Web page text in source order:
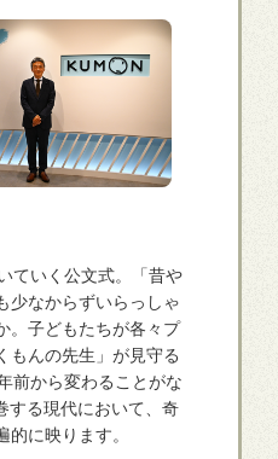
ていく公文式。「昔や
少なからずいらっしゃ
。子どもたちが各々プ
もんの先生」が見守る
前から変わることがな
する現代において、奇
に映ります。